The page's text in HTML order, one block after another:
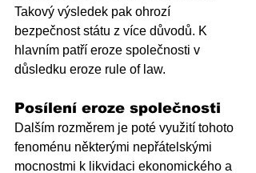
Takový výsledek pak ohrozí
bezpečnost státu z více důvodů. K
hlavním patří eroze společnosti v
důsledku eroze rule of law.
Posílení eroze společnosti
Dalším rozměrem je poté využití tohoto
fenoménu některými nepřátelskými
mocnostmi k likvidaci ekonomického a